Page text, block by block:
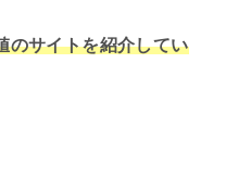
のサイトを紹介してい